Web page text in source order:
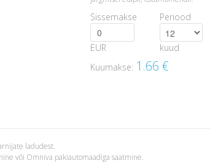
Sissemakse
EUR
Periood
kuud
Kuumakse: 1.66 €
ladudest.
või Omniva pakiautomaadiga saatmine.